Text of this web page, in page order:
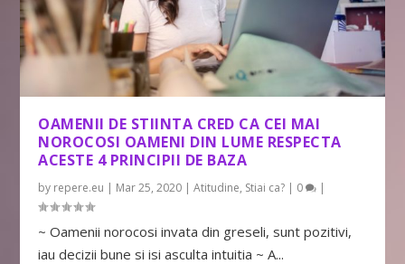
OAMENII DE STIINTA CRED CA CEI MAI
NOROCOSI OAMENI DIN LUME RESPECTA
ACESTE 4 PRINCIPII DE BAZA
by repere.eu | Mar 25, 2020 |Atitudine, Stiai ca? | 0 |
~ Oamenii norocosi invata din greseli, sunt pozitivi,
iau decizii bune si isi asculta intuitia ~ A...